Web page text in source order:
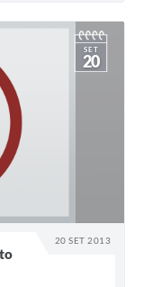
20 SET 2013
SET
20